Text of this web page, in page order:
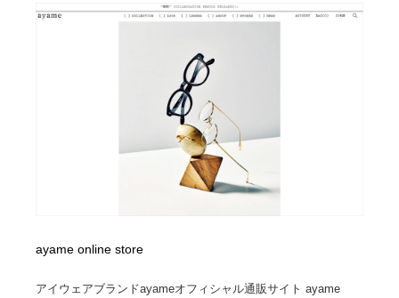
ayame online store
アイウェアブランドayameオフィシャル通販サイト ayame